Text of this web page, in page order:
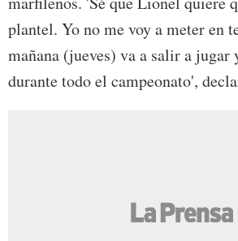
plantel. Yo no me voy a meter en
mañana (jueves) va a salir a jugar
durante todo el campeonato',